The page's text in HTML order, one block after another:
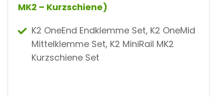
MK2 – Kurzschiene)
K2 OneEnd Endklemme Set, K2 OneMid
Mittelklemme Set, K2 MiniRail MK2
Kurzschiene Set